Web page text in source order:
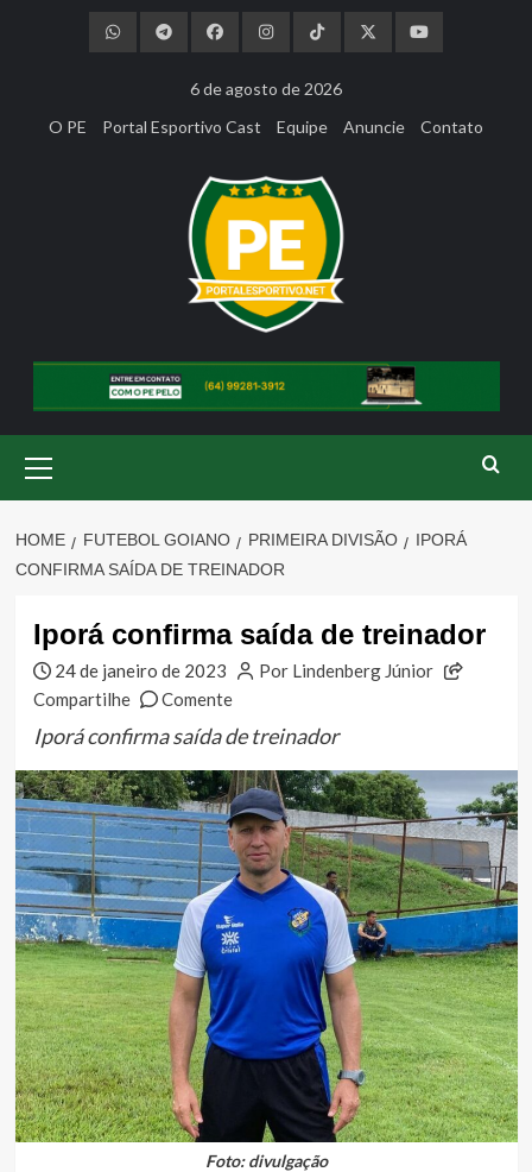
6 de agosto de 2026
O PE
Portal Esportivo Cast Equipe Anuncie Contato
Menu
HOME FUTEBOL GOIANO PRIMEIRA DIVISÃO
IPORÁ
CONFIRMA SAÍDA DE TREINADOR
Iporá confirma saída de treinador
24 de janeiro de 2023
Por Lindenberg Júnior
Compartilhe
Comente
Iporá confirma saída de treinador
Foto: divulgação